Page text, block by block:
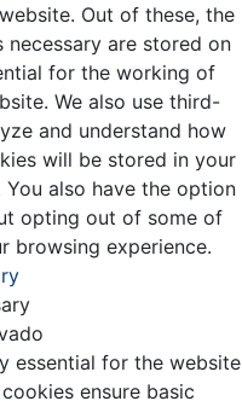
Out of these, the
are stored on
for the working of
We also use third-
and understand how
will be stored in your
also have the option
opting out of some of
browsing experience.
essential for the website
ensure basic